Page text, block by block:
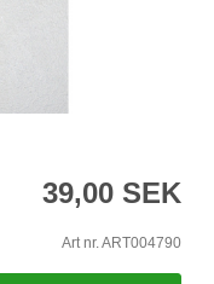
39,00 SEK
Art nr. ART004790